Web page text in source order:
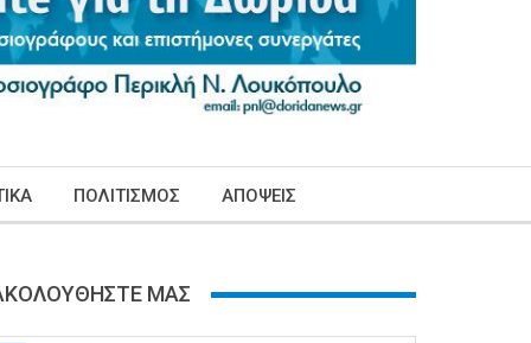
ΠΟΛΙΤΙΣΜΟΣ ΑΠΟΨΕΙΣ
ΜΑΣ